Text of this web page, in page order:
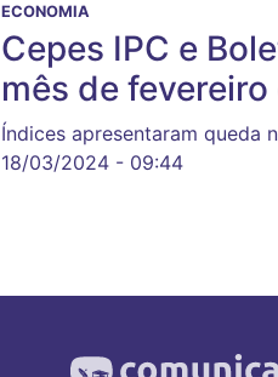
ECONOMIA
Cepes IPC e
mês de
Índices apresentaram queda
18/03/2024 - 09:44